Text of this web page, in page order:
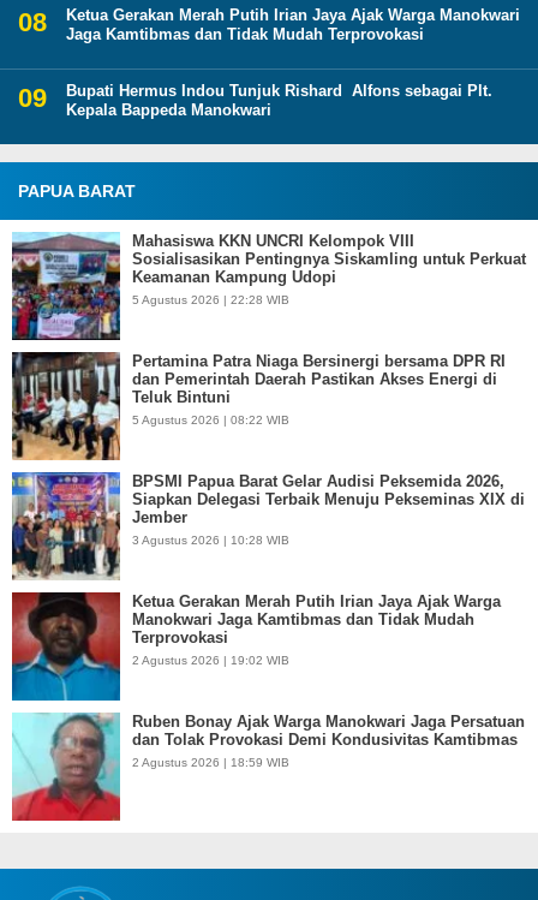
Ketua Gerakan Merah Putih Irian Jaya Ajak Warga Manokwari
Jaga Kamtibmas dan Tidak Mudah Terprovokasi
Bupati Hermus Indou Tunjuk Rishard Alfons sebagai Plt.
Kepala Bappeda Manokwari
PAPUA BARAT
Mahasiswa KKN UNCRI Kelompok VIII
Sosialisasikan Pentingnya Siskamling untuk Perkuat
Keamanan Kampung Udopi
5 Agustus 2026 | 22:28 WIB
Pertamina Patra Niaga Bersinergi bersama DPR RI
dan Pemerintah Daerah Pastikan Akses Energi di
Teluk Bintuni
5 Agustus 2026 | 08:22 WIB
BPSMI Papua Barat Gelar Audisi Peksemida 2026,
Siapkan Delegasi Terbaik Menuju Pekseminas XIX di
Jember
3 Agustus 2026 | 10:28 WIB
Ketua Gerakan Merah Putih Irian Jaya Ajak Warga
Manokwari Jaga Kamtibmas dan Tidak Mudah
Terprovokasi
2 Agustus 2026 | 19:02 WIB
Ruben Bonay Ajak Warga Manokwari Jaga Persatuan
dan Tolak Provokasi Demi Kondusivitas Kamtibmas
2 Agustus 2026 | 18:59 WIB